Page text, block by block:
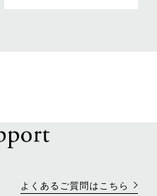
よくあるご質問はこちら